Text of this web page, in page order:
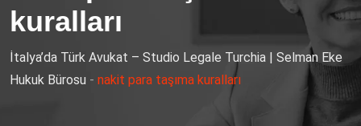
kuralları
İtalya’da Türk Avukat – Studio Legale Turchia | Selman Eke
Hukuk Bürosu - nakit para taşıma kuralları